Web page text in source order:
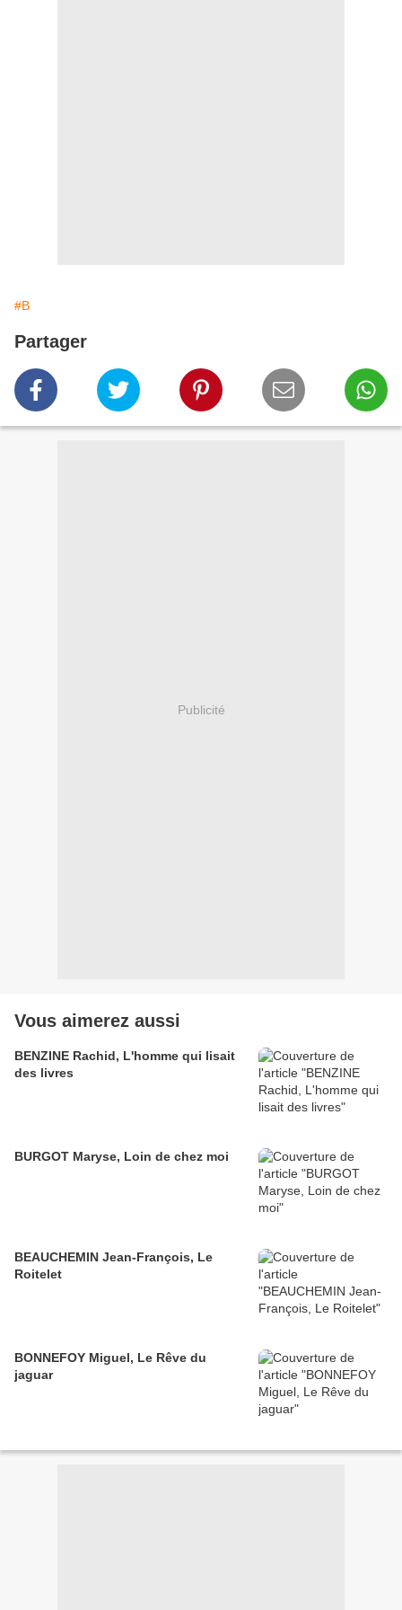
#B
Partager
Publicité
Vous aimerez aussi
BENZINE Rachid, L'homme qui lisait
des livres
BURGOT Maryse, Loin de chez moi
BEAUCHEMIN Jean-François, Le
Roitelet
BONNEFOY Miguel, Le Rêve du
jaguar